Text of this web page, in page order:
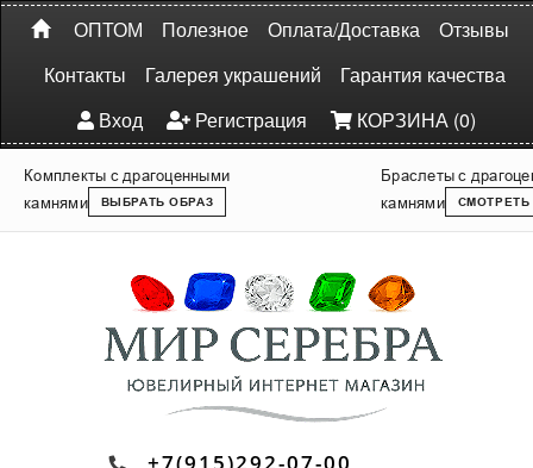
ОПТОМ Полезное Оплата/Доставка
Отзывы
Контакты
Галерея украшений
Гарантия качества
Вход
Регистрация КОРЗИНА (0)
Комплекты с драгоценными
камнями
ВЫБРАТЬ ОБРАЗ
Браслеты с
камнями
СМОТРЕТЬ